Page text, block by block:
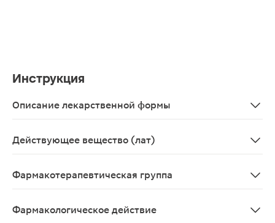
Инструкция
Описание лекарственной формы
Действующее вещество (лат)
Фармакотерапевтическая группа
Фармакологическое действие